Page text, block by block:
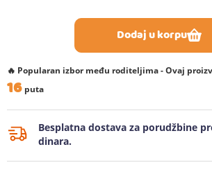
Dodaj u korpu
🔥 Popularan izbor među roditeljima - Ovaj
16 puta
Besplatna dostava za porudžbine
dinara.